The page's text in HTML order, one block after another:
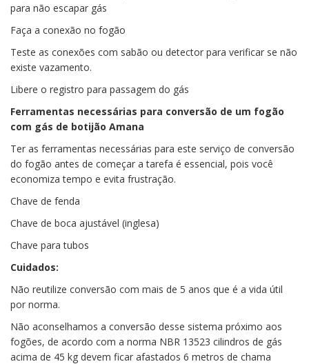
para não escapar gás
Faça a conexão no fogão
Teste as conexões com sabão ou detector para verificar se não
existe vazamento.
Libere o registro para passagem do gás
Ferramentas necessárias para conversão de um fogão
com gás de botijão Amana
Ter as ferramentas necessárias para este serviço de conversão
do fogão antes de começar a tarefa é essencial, pois você
economiza tempo e evita frustração.
Chave de fenda
Chave de boca ajustável (inglesa)
Chave para tubos
Cuidados:
Não reutilize conversão com mais de 5 anos que é a vida útil
por norma.
Não aconselhamos a conversão desse sistema próximo aos
fogões, de acordo com a norma NBR 13523 cilindros de gás
acima de 45 kg devem ficar afastados 6 metros de chama